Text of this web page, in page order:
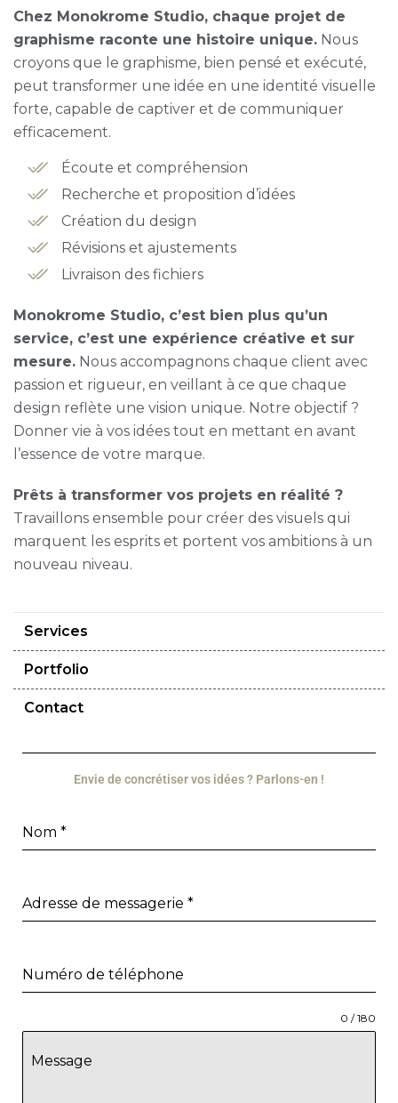
Services
Portfolio
Contact
Chez Monokrome Studio, chaque projet de
graphisme raconte une histoire unique. Nous
croyons que le graphisme, bien pensé et exécuté,
peut transformer une idée en une identité visuelle
forte, capable de captiver et de communiquer
efficacement.
Écoute et compréhension
Recherche et proposition d’idées
Création du design
Révisions et ajustements
Livraison des fichiers
Monokrome Studio, c’est bien plus qu’un
service, c’est une expérience créative et sur
mesure. Nous accompagnons chaque client avec
passion et rigueur, en veillant à ce que chaque
design reflète une vision unique. Notre objectif ?
Donner vie à vos idées tout en mettant en avant
l’essence de votre marque.
Prêts à transformer vos projets en réalité ?
Travaillons ensemble pour créer des visuels qui
marquent les esprits et portent vos ambitions à un
nouveau niveau.
Envie de concrétiser vos idées ? Parlons-en !
Nom *
Adresse de messagerie *
Numéro de téléphone
Message
0 / 180